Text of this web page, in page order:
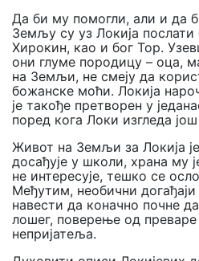
Да би му помогли, али и да
Земљу су уз Локија
Хирокин, као и бог Тор.
они глуме породицу – оца,
на Земљи, не смеју да
божанске моћи. Локија
је такође претворен у
поред кога Локи изгледа још
Живот на Земљи за Локија
досађује у школи, храна му
не интересује, тешко се
Међутим, необични
навести да коначно почне
лошег, поверење од
непријатеља.